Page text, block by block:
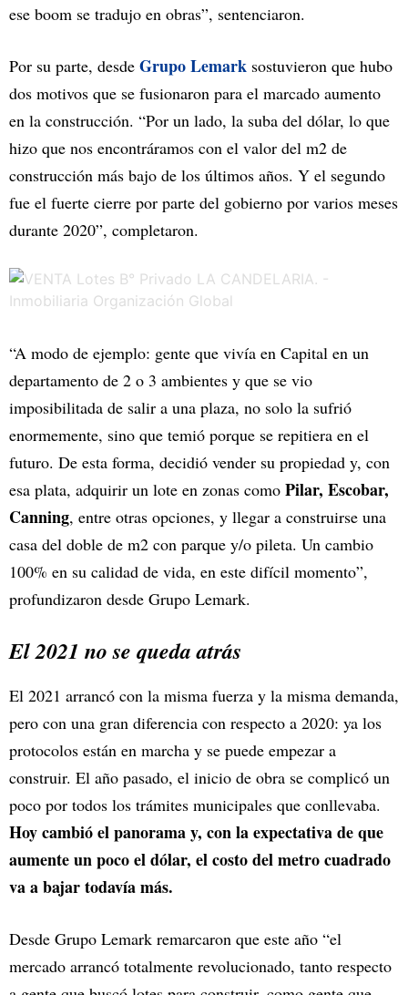
ese boom se tradujo en obras”, sentenciaron.
Por su parte, desde Grupo Lemark sostuvieron que hubo
dos motivos que se fusionaron para el marcado aumento
en la construcción. “Por un lado, la suba del dólar, lo que
hizo que nos encontráramos con el valor del m2 de
construcción más bajo de los últimos años. Y el segundo
fue el fuerte cierre por parte del gobierno por varios meses
durante 2020”, completaron.
“A modo de ejemplo: gente que vivía en Capital en un
departamento de 2 o 3 ambientes y que se vio
imposibilitada de salir a una plaza, no solo la sufrió
enormemente, sino que temió porque se repitiera en el
futuro. De esta forma, decidió vender su propiedad y, con
esa plata, adquirir un lote en zonas como Pilar, Escobar,
Canning, entre otras opciones, y llegar a construirse una
casa del doble de m2 con parque y/o pileta. Un cambio
100% en su calidad de vida, en este difícil momento”,
profundizaron desde Grupo Lemark.
El 2021 no se queda atrás
El 2021 arrancó con la misma fuerza y la misma demanda,
pero con una gran diferencia con respecto a 2020: ya los
protocolos están en marcha y se puede empezar a
construir. El año pasado, el inicio de obra se complicó un
poco por todos los trámites municipales que conllevaba.
Hoy cambió el panorama y, con la expectativa de que
aumente un poco el dólar, el costo del metro cuadrado
va a bajar todavía más.
Desde Grupo Lemark remarcaron que este año “el
mercado arrancó totalmente revolucionado, tanto respecto